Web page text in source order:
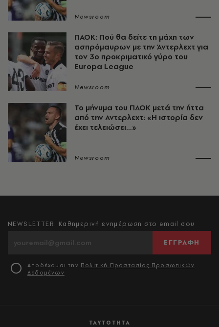
Newsroom
ΠΑΟΚ: Πού θα δείτε τη μάχη των
ασπρόμαυρων με την Άντερλεχτ για
τον 3ο προκριματικό γύρο του
Europa League
Newsroom
Το μήνυμα του ΠΑΟΚ μετά την ήττα
από την Αντερλεχτ: «Η ιστορία δεν
έχει τελειώσει…»
Newsroom
ΤΑΥΤΟΤΗΤΑ
NEWSLETTER: Καθημερινή ενημέρωση στο email σου
ΕΓΓΡΑΦΗ
Αποδέχομαι την Πολιτική Προστασίας Προσωπικών
Δεδομένων